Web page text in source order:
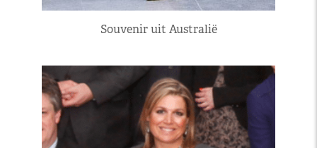
Souvenir uit Australië